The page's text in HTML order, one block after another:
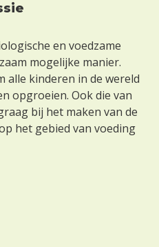
en voedzame
mogelijke manier.
alle kinderen in de wereld
opgroeien. Ook die van
bij het maken van de
het gebied van voeding